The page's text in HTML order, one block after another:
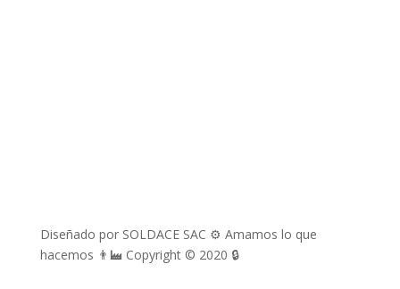
Diseñado por SOLDACE SAC ⚙ Amamos lo que
hacemos 👨‍🏭 Copyright © 2020 🔒